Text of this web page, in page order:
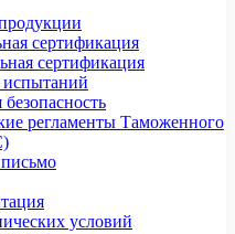
сертификация
сертификация
регламенты Таможенного
условий